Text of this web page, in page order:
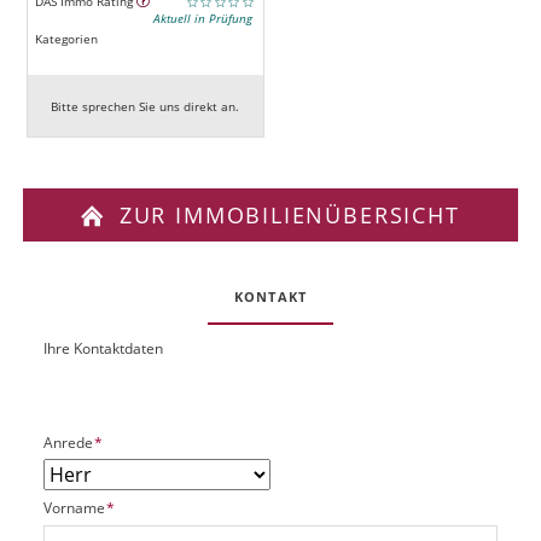
Aktuell in Prüfung
Kategorien
Bitte sprechen Sie uns direkt an.
ZUR IMMOBILIENÜBERSICHT
KONTAKT
O
k
P
UIhre Kontaktdaten
P
f
l
i
c
Anrede*
P
f
Vorname*